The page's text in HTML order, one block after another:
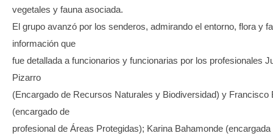
vegetales y fauna asociada.
El grupo avanzó por los senderos, admirando el entorno, flora y
información que
fue detallada a funcionarios y funcionarias por los profesionales
Pizarro
(Encargado de Recursos Naturales y Biodiversidad) y Francisco
(encargado de
profesional de Áreas Protegidas); Karina Bahamonde